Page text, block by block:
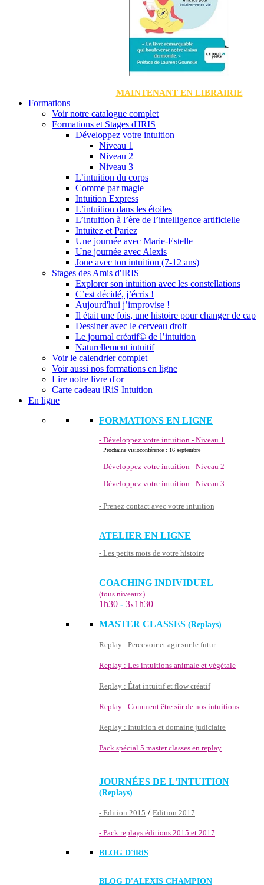
MAINTENANT EN LIBRAIRIE
Formations
Voir notre catalogue complet
Formations et Stages d'IRIS
Développez votre intuition
Niveau 1
Niveau 2
Niveau 3
L’intuition du corps
Comme par magie
Intuition Express
L’intuition dans les étoiles
L’intuition à l’ère de l’intelligence artificielle
Intuitez et Pariez
Une journée avec Marie-Estelle
Une journée avec Alexis
Joue avec ton intuition (7-12 ans)
Stages des Amis d'IRIS
Explorer son intuition avec les constellations
C’est décidé, j’écris !
Aujourd'hui j’improvise !
Il était une fois, une histoire pour changer de cap
Dessiner avec le cerveau droit
Le journal créatif© de l’intuition
Naturellement intuitif
Voir le calendrier complet
Voir aussi nos formations en ligne
Lire notre livre d'or
Carte cadeau iRiS Intuition
En ligne
FORMATIONS EN LIGNE
- Développez votre intuition - Niveau 1
Prochaine visioconférence : 16 septembre
- Développez votre intuition - Niveau 2
- Développez votre intuition - Niveau 3
- Prenez contact avec votre intuition
ATELIER EN LIGNE
- Les petits mots de votre histoire
COACHING INDIVIDUEL
(tous niveaux)
1h30 - 3x1h30
MASTER CLASSES (Replays)
Replay : Percevoir et agir sur le futur
Replay : Les intuitions animale et végétale
Replay : État intuitif et flow créatif
Replay : Comment être sûr de nos intuitions
Replay : Intuition et domaine judiciaire
Pack spécial 5 master classes en replay
JOURNÉES DE L'INTUITION
(Replays)
- Edition 2015 / Edition 2017
- Pack replays éditions 2015 et 2017
BLOG D'iRiS
BLOG D'ALEXIS CHAMPION